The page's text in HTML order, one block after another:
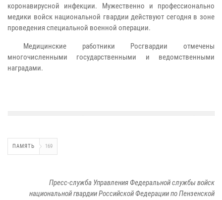
коронавирусной инфекции. Мужественно и профессионально
медики войск национальной гвардии действуют сегодня в зоне
проведения специальной военной операции.
Медицинские работники Росгвардии отмечены
многочисленными государственными и ведомственными
наградами.
ПАМЯТЬ 169
Пресс-служба Управления Федеральной службы войск
национальной гвардии Российской Федерации по Пензенской